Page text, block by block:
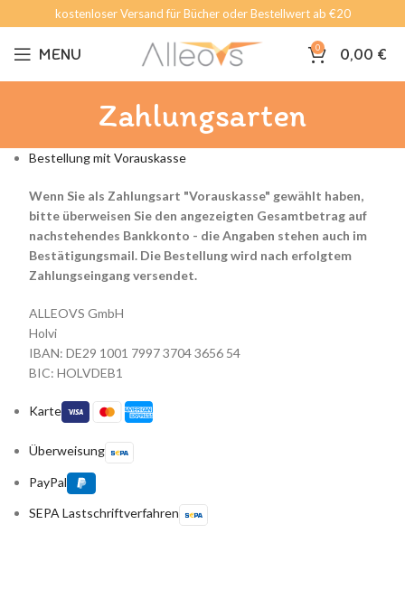
kostenloser Versand für Bücher oder Bestellwert ab €20
MENU 0 0,00 €
Zahlungsarten
Bestellung mit Vorauskasse
Wenn Sie als Zahlungsart "Vorauskasse" gewählt haben,
bitte überweisen Sie den angezeigten Gesamtbetrag auf
nachstehendes Bankkonto - die Angaben stehen auch im
Bestätigungsmail. Die Bestellung wird nach erfolgtem
Zahlungseingang versendet.
ALLEOVS GmbH
Holvi
IBAN: DE29 1001 7997 3704 3656 54
BIC: HOLVDEB1
Karte
Überweisung
PayPal
SEPA Lastschriftverfahren